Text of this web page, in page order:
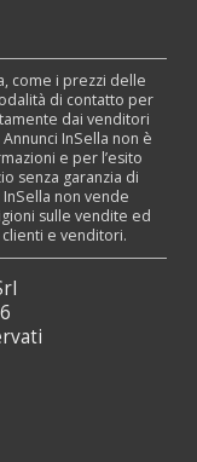
come i prezzi delle
di contatto per
dai venditori
InSella non è
e per l’esito
senza garanzia di
non vende
sulle vendite ed
e venditori.